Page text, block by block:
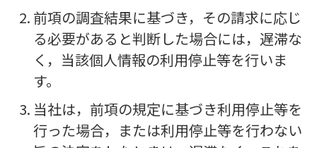
前項の調査結果に基づき，その請求に応じ
る必要があると判断した場合には，遅滞な
く，当該個人情報の利用停止等を行いま
す。
当社は，前項の規定に基づき利用停止等を
行った場合，または利用停止等を行わない